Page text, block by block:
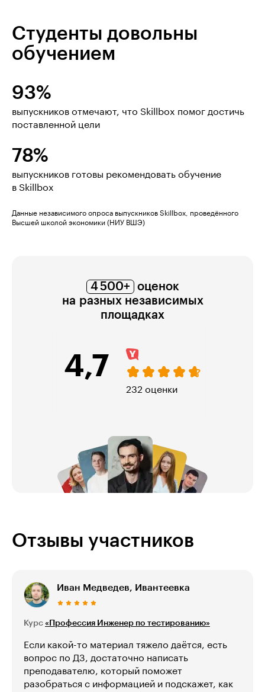
Студенты довольны
обучением
93%
выпускников отмечают, что Skillbox помог достичь
поставленной цели
78%
выпускников готовы рекомендовать обучение
в Skillbox
Данные независимого опроса выпускников Skillbox, проведённого
Высшей школой экономики (НИУ ВШЭ)
4 500+
оценок
на разных независимых
площадках
4,7
Отзывы участников
Иван Медведев, Ивантеевка
Курс «Профессия Инженер по тестированию»
Если какой-то материал тяжело даётся, есть
вопрос по ДЗ, достаточно написать
преподавателю, который поможет
разобраться с информацией и подскажет, как